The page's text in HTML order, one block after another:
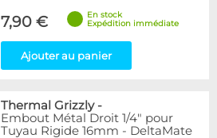
7,90 €
En stock
Expédition immédiate
Ajouter au panier
Thermal Grizzly-
Embout Métal Droit 1/4" pour
Tuyau Rigide 16mm - DeltaMate